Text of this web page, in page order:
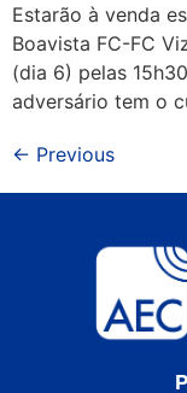
Estarão à venda
Boavista FC-FC
(dia 6) pelas
adversário tem o
← Previous